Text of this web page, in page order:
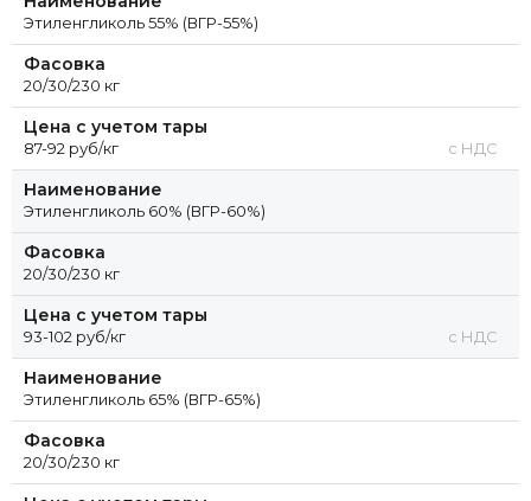
Этиленгликоль 55% (ВГР-55%)
Фасовка
20/30/230 кг
Цена с учетом тары
87-92 руб/кг с НДС
Наименование
Этиленгликоль 60% (ВГР-60%)
Фасовка
20/30/230 кг
Цена с учетом тары
93-102 руб/кг с НДС
Наименование
Этиленгликоль 65% (ВГР-65%)
Фасовка
20/30/230 кг